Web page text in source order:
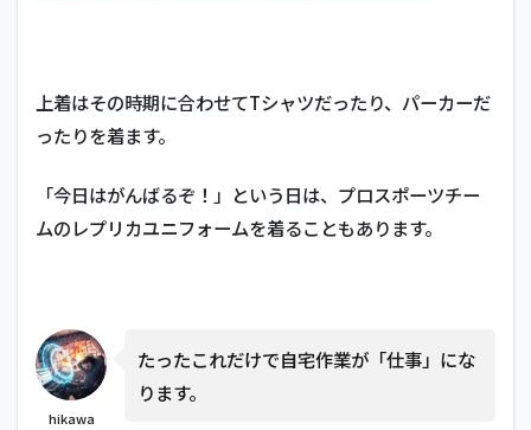
2.1
料理
分で
作
る！
て
「環
境
音」
上着はその時期に合わせてTシャツだったり、パーカーだ
ったりを着ます。
「今日はがんばるぞ！」という日は、プロスポーツチー
ムのレプリカユニフォームを着ることもあります。
hikawa
たったこれだけで自宅作業が「仕事」にな
ります。